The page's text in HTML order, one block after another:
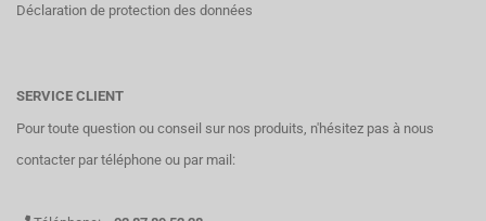
Déclaration de protection des données
SERVICE CLIENT
Pour toute question ou conseil sur nos produits, n'hésitez pas à nous
contacter par téléphone ou par mail: